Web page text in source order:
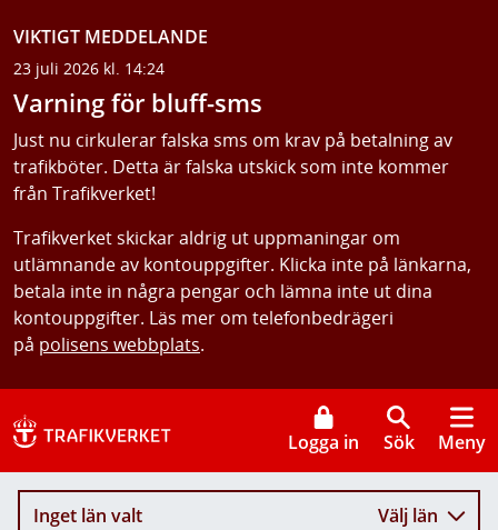
VIKTIGT MEDDELANDE
23 juli 2026 kl. 14:24
Varning för bluff-sms
Just nu cirkulerar falska sms om krav på betalning av
trafikböter. Detta är falska utskick som inte kommer
från Trafikverket!
Trafikverket skickar aldrig ut uppmaningar om
utlämnande av kontouppgifter. Klicka inte på länkarna,
betala inte in några pengar och lämna inte ut dina
kontouppgifter. Läs mer om telefonbedrägeri
på polisens webbplats.
Logga in Sök Meny
Inget län valt Välj län